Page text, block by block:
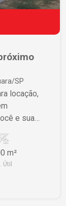
SP
e sua
e
m²
Útil